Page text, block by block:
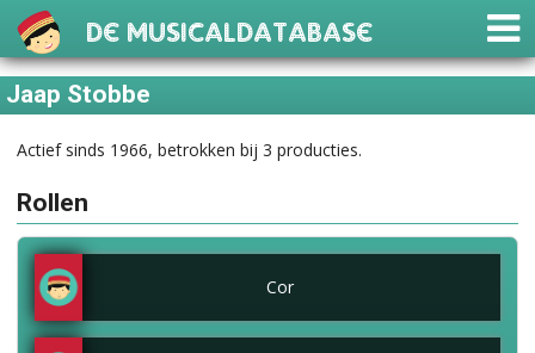
De Musicaldatabase
Jaap Stobbe
Actief sinds 1966, betrokken bij 3 producties.
Rollen
Cor